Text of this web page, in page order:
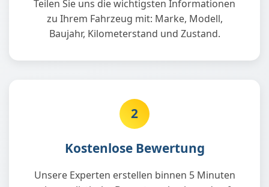
Teilen Sie uns die wichtigsten Informationen
zu Ihrem Fahrzeug mit: Marke, Modell,
Baujahr, Kilometerstand und Zustand.
2
Kostenlose Bewertung
Unsere Experten erstellen binnen 5 Minuten